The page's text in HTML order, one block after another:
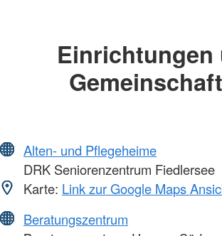
Einrichtungen
Alten- und Pflegeheime
DRK Seniorenzentrum Fiedlersee
Karte: Link zur Google Maps
Beratungszentrum